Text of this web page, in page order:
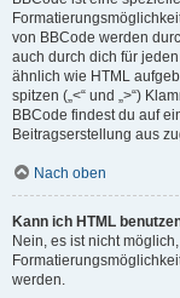
von BBCode werden
auch durch dich für
ähnlich wie HTML
spitzen („<“ und „>“)
BBCode findest du auf
Beitragserstellung aus
Nach oben
Kann ich HTML
Nein, es ist nicht
werden.